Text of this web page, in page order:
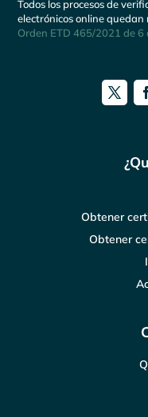
Todos los procesos de
electrónicos online
Orden ETD 465/2021 de 6
Obtener
Obtener